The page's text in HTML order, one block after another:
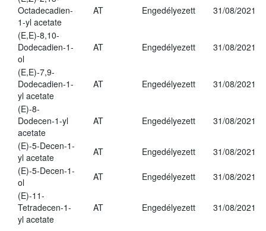
Octadecadien-
1-yl acetate
AT Engedélyezett 31/08/2021
(E,E)-8,10-
Dodecadien-1-
ol
AT Engedélyezett 31/08/2021
(E,E)-7,9-
Dodecadien-1-
yl acetate
AT Engedélyezett 31/08/2021
(E)-8-
Dodecen-1-yl
acetate
AT Engedélyezett 31/08/2021
(E)-5-Decen-1-
yl acetate
AT Engedélyezett
31/08/2021
(E)-5-Decen-1-
ol
AT Engedélyezett
31/08/2021
(E)-11-
Tetradecen-1-
yl acetate
AT Engedélyezett 31/08/2021